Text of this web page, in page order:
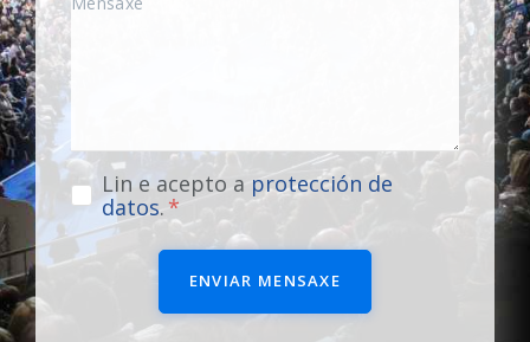
Lin e acepto a protección de
datos.
ENVIAR MENSAXE